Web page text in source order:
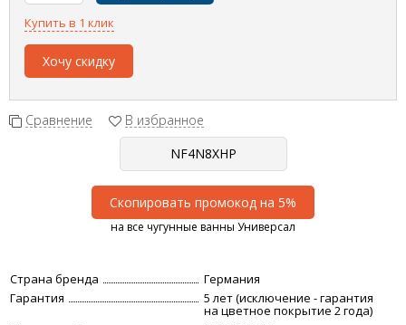
Купить в 1 клик
Хочу скидку
Сравнение В избранное
Скопировать промокод на 5%
на все чугунные ванны Универсал
Страна бренда
Германия
Гарантия
5 лет (исключение - гарантия
на цветное покрытие 2 года)